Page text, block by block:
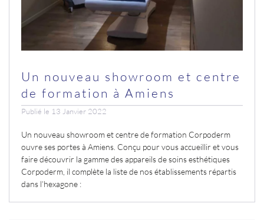
Un nouveau showroom et centre
de formation à Amiens
Publié le 13 Janvier 2022
Un nouveau showroom et centre de formation Corpoderm
ouvre ses portes à Amiens. Conçu pour vous accueillir et vous
faire découvrir la gamme des appareils de soins esthétiques
Corpoderm, il complète la liste de nos établissements répartis
dans l’hexagone :